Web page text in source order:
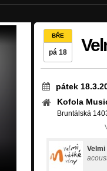
BŘE
pá 18
pátek
Kofola
Bruntálská